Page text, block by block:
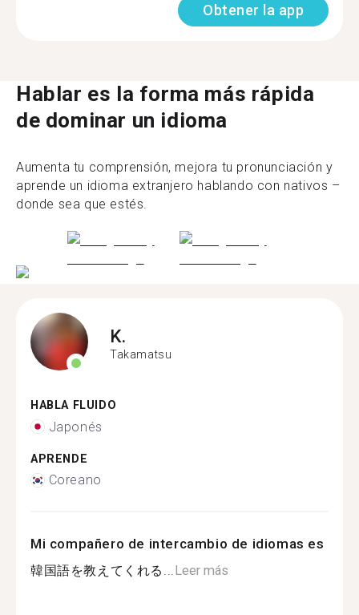
Obtener la app
Hablar es la forma más rápida
de dominar un idioma
Aumenta tu comprensión, mejora tu pronunciación y
aprende un idioma extranjero hablando con nativos –
donde sea que estés.
K.
Takamatsu
HABLA FLUIDO
Japonés
APRENDE
Coreano
Mi compañero de intercambio de idiomas es
韓国語を教えてくれる...Leer más